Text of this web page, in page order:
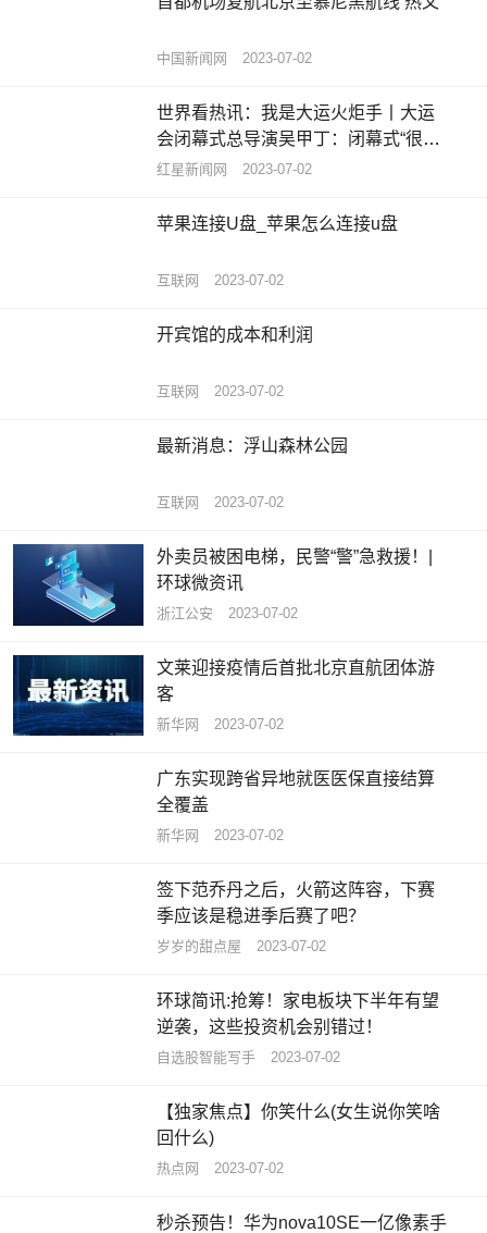
中国新闻网 2023-07-02
世界看热讯：我是大运火炬手丨大运
会闭幕式总导演吴甲丁：闭幕式“很成
都”，定位就是让世界记住成都人
红星新闻网 2023-07-02
苹果连接U盘_苹果怎么连接u盘
互联网 2023-07-02
开宾馆的成本和利润
互联网 2023-07-02
最新消息：浮山森林公园
互联网 2023-07-02
外卖员被困电梯，民警“警”急救援！|
环球微资讯
浙江公安 2023-07-02
文莱迎接疫情后首批北京直航团体游
客
新华网 2023-07-02
广东实现跨省异地就医医保直接结算
全覆盖
新华网 2023-07-02
签下范乔丹之后，火箭这阵容，下赛
季应该是稳进季后赛了吧？
岁岁的甜点屋 2023-07-02
环球简讯:抢筹！家电板块下半年有望
逆袭，这些投资机会别错过！
自选股智能写手 2023-07-02
【独家焦点】你笑什么(女生说你笑啥
回什么)
热点网 2023-07-02
秒杀预告！华为nova10SE一亿像素手